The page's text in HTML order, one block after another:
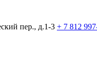
пер., д.1-3 + 7 812